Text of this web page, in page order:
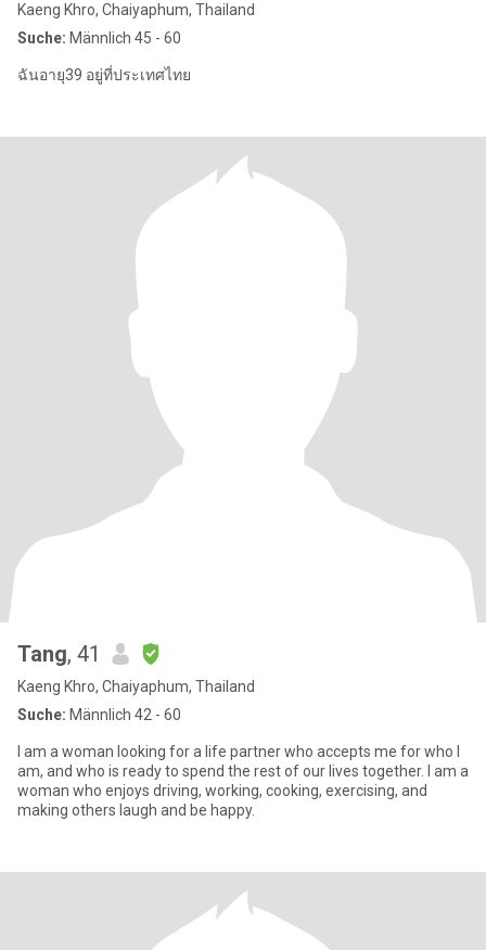
Kaeng Khro, Chaiyaphum, Thailand
Suche: Männlich 45 - 60
ฉันอายุ39 อยู่ที่ประเทศไทย
Tang, 41
Kaeng Khro, Chaiyaphum, Thailand
Suche: Männlich 42 - 60
I am a woman looking for a life partner who accepts me for who I
am, and who is ready to spend the rest of our lives together. I am a
woman who enjoys driving, working, cooking, exercising, and
making others laugh and be happy.